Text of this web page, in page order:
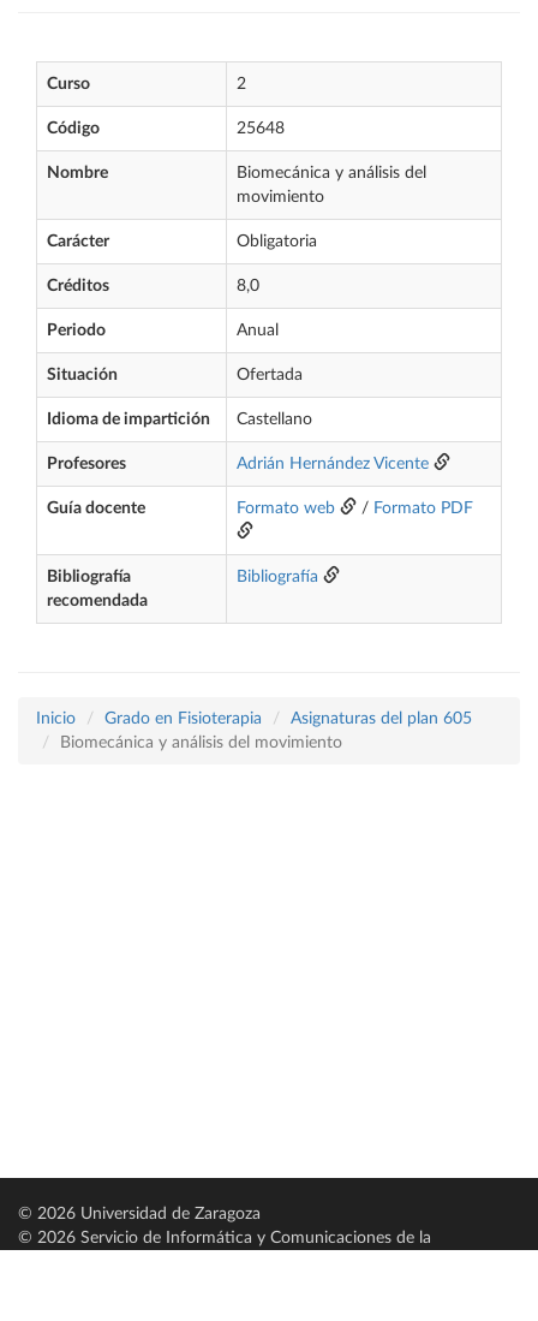
Curso 2
Código 25648
Nombre
Biomecánica y análisis del
movimiento
Carácter Obligatoria
Créditos 8,0
Periodo Anual
Situación Ofertada
Idioma de impartición Castellano
Profesores Adrián Hernández Vicente
Guía docente Formato web / Formato PDF
Bibliografía
recomendada
Bibliografía
Inicio Grado en Fisioterapia
Asignaturas del plan 605
Biomecánica y análisis del movimiento
© 2026 Universidad de Zaragoza
© 2026 Servicio de Informática y Comunicaciones de la